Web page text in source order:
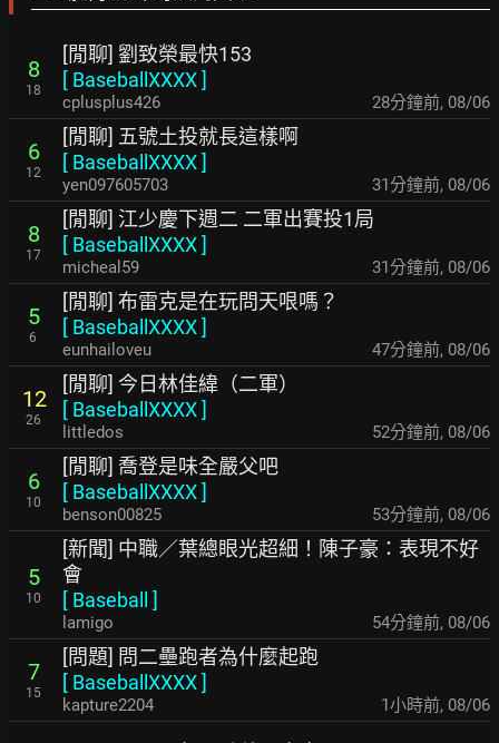
8
18
[閒聊] 劉致榮最快153
[ BaseballXXXX]
cplusplus426 28分鐘前, 08/06
6
12
[閒聊] 五號土投就長這樣啊
[ BaseballXXXX]
yen097605703 31分鐘前, 08/06
8
17
[閒聊] 江少慶下週二 二軍出賽投1局
[ BaseballXXXX]
micheal59 31分鐘前, 08/06
5
6
[閒聊] 布雷克是在玩問天哏嗎？
[ BaseballXXXX]
eunhailoveu 47分鐘前, 08/06
12
26
[閒聊] 今日林佳緯（二軍）
[ BaseballXXXX]
littledos 52分鐘前, 08/06
6
10
[閒聊] 喬登是味全嚴父吧
[ BaseballXXXX]
benson00825 53分鐘前, 08/06
5
10
[新聞] 中職／葉總眼光超細！陳子豪：表現不好
會
[ Baseball ]
lamigo 54分鐘前, 08/06
7
15
[問題] 問二壘跑者為什麼起跑
[ BaseballXXXX]
kapture2204 1小時前, 08/06